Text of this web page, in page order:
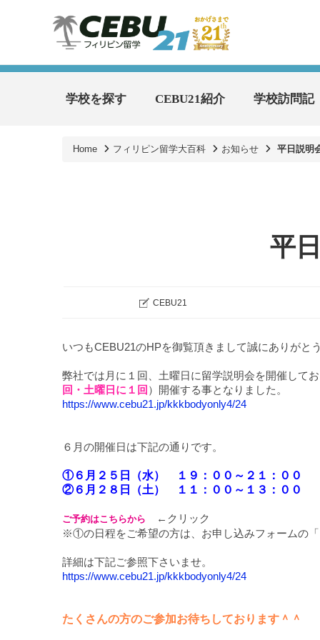
学校を探す CEBU21紹介 学校訪問記
Home フィリピン留学大百科 お知らせ 平日説明
平
CEBU21
いつもCEBU21のHPを御覧頂きまして誠にありがと
弊社では月に１回、土曜日に留学説明会を開催して
回・土曜日に１回 ）開催する事となりました。
https://www.cebu21.jp/kkkbodyonly4/24
６月の開催日は下記の通りです。
①６月２５日（水） １９：００～２１：００
②６月２８日（土） １１：００～１３：００
ご予約はこちらから
←クリック
※①の日程をご希望の方は、お申し込みフォームの
詳細は下記ご参照下さいませ。
https://www.cebu21.jp/kkkbodyonly4/24
たくさんの方のご参加お待ちしております＾＾